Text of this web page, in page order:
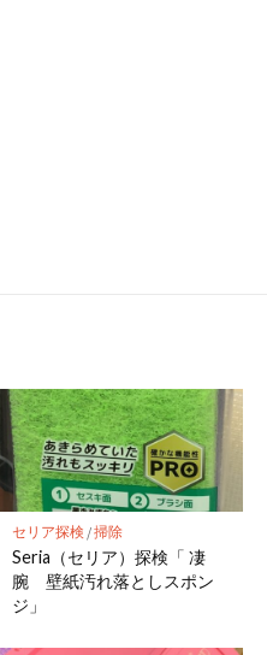
セリア探検 /掃除
Seria（セリア）探検「 凄
腕 壁紙汚れ落としスポン
ジ」